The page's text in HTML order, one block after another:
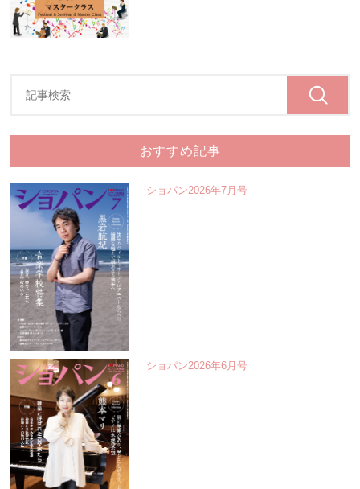
おすすめ記事
ショパン2026年7月号
ショパン2026年6月号